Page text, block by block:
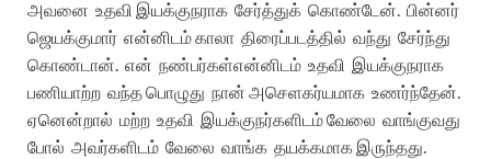
அவனை உதவி இயக்குநராக சேர்த்துக் கொண்டேன். பின்னர்
ஜெயக்குமார் என்னிடம்காலா திரைப்படத்தில் வந்து சேர்ந்து
கொண்டான். என் நண்பர்கள்என்னிடம் உதவி இயக்குநராக
பணியாற்ற வந்தபொழுது நான் அசெளகர்யமாக உணர்ந்தேன்.
ஏனென்றால் மற்ற உதவி இயக்குநர்களிடம்வேலை வாங்குவது
போல் அவர்களிடம் வேலை வாங்க தயக்கமாக இருந்தது.